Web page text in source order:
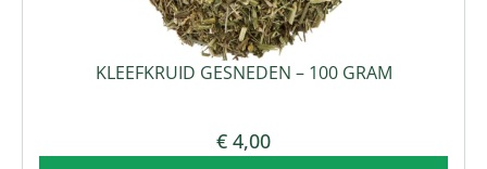
KLEEFKRUID GESNEDEN – 100 GRAM
€ 4,00